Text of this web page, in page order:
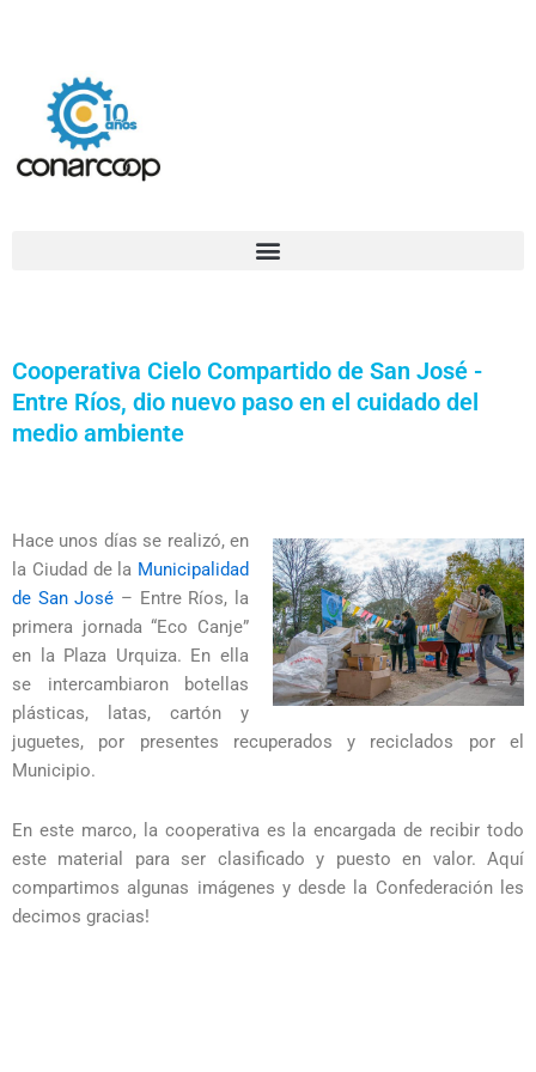
Cooperativa Cielo Compartido de San José -
Entre Ríos, dio nuevo paso en el cuidado del
medio ambiente
Hace unos días se realizó, en
la Ciudad de la Municipalidad
de San José – Entre Ríos, la
primera jornada “Eco Canje”
en la Plaza Urquiza. En ella
se intercambiaron botellas
plásticas, latas, cartón y
juguetes, por presentes recuperados y reciclados por el
Municipio.
En este marco, la cooperativa es la encargada de recibir todo
este material para ser clasificado y puesto en valor. Aquí
compartimos algunas imágenes y desde la Confederación les
decimos gracias!